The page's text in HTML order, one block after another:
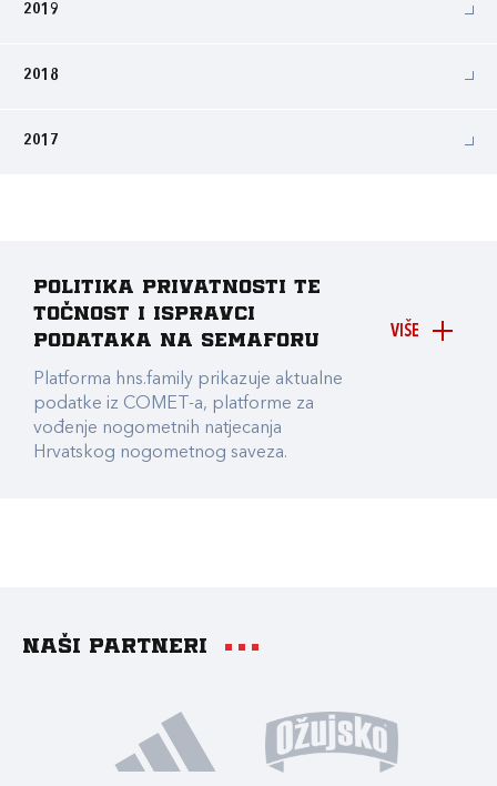
2019
2018
2017
VIŠE
Politika privatnosti te
točnost i ispravci
podataka na Semaforu
Platforma hns.family prikazuje aktualne
podatke iz COMET-a, platforme za
vođenje nogometnih natjecanja
Hrvatskog nogometnog saveza.
Naši partneri